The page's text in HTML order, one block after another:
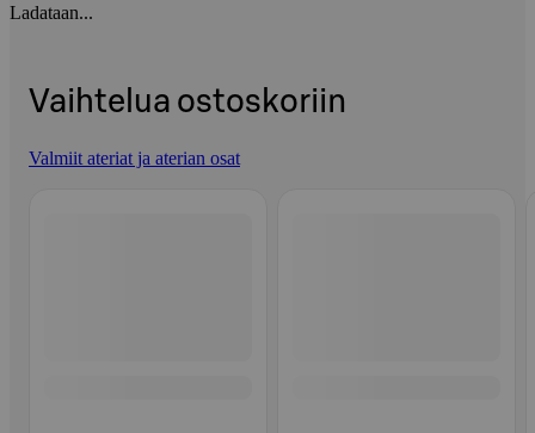
Ladataan...
Vaihtelua ostoskoriin
Valmiit ateriat ja aterian osat